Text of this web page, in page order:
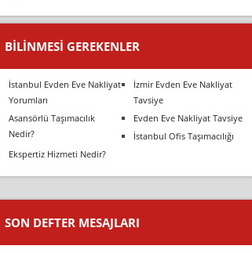
BILINMESI GEREKENLER
İstanbul Evden Eve Nakliyat
Yorumları
İzmir Evden Eve Nakliyat
Tavsiye
Asansörlü Taşımacılık
Nedir?
Evden Eve Nakliyat Tavsiye
İstanbul Ofis Taşımacılığı
Ekspertiz Hizmeti Nedir?
SON DEFTER MESAJLARI